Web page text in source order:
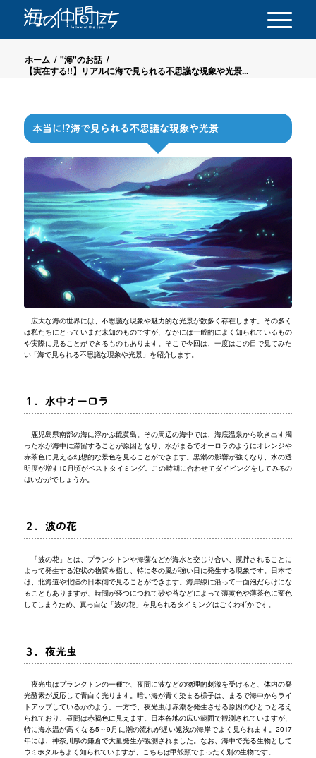
ホーム / "海"のお話 /
【実在する!!】リアルに海で見られる不思議な現象や光景...
本当に!?海で見られる不思議な現象や光景
広大な海の世界には、不思議な現象や魅力的な光景が数多く存在します。その多く
は私たちにとっていまだ未知のものですが、なかには一般的によく知られているもの
や実際に見ることができるものもあります。そこで今回は、一度はこの目で見てみた
い「海で見られる不思議な現象や光景」を紹介します。
１．水中オーロラ
鹿児島県南部の海に浮かぶ硫黄島。その周辺の海中では、海底温泉から吹き出す濁
った水が海中に滞留することが原因となり、水がまるでオーロラのようにオレンジや
赤茶色に見える幻想的な景色を見ることができます。黒潮の影響が強くなり、水の透
明度が増す10月頃がベストタイミング。この時期に合わせてダイビングをしてみるの
はいかがでしょうか。
２．波の花
「波の花」とは、プランクトンや海藻などが海水と交じり合い、撹拌されることに
よって発生する泡状の物質を指し、特に冬の風が強い日に発生する現象です。日本で
は、北海道や北陸の日本側で見ることができます。海岸線に沿って一面泡だらけにな
ることもありますが、時間が経つにつれて砂や苔などによって薄黄色や薄茶色に変色
してしまうため、真っ白な「波の花」を見られるタイミングはごくわずかです。
３．夜光虫
夜光虫はプランクトンの一種で、夜間に波などの物理的刺激を受けると、体内の発
光酵素が反応して青白く光ります。暗い海が青く染まる様子は、まるで海中からライ
トアップしているかのよう。一方で、夜光虫は赤潮を発生させる原因のひとつと考え
られており、昼間は赤褐色に見えます。日本各地の広い範囲で観測されていますが、
特に海水温が高くなる5～9月に潮の流れが遅い遠浅の海岸でよく見られます。2017
年には、神奈川県の鎌倉で大量発生が観測されました。なお、海中で光る生物として
ウミホタルもよく知られていますが、こちらは甲殻類でまったく別の生物です。